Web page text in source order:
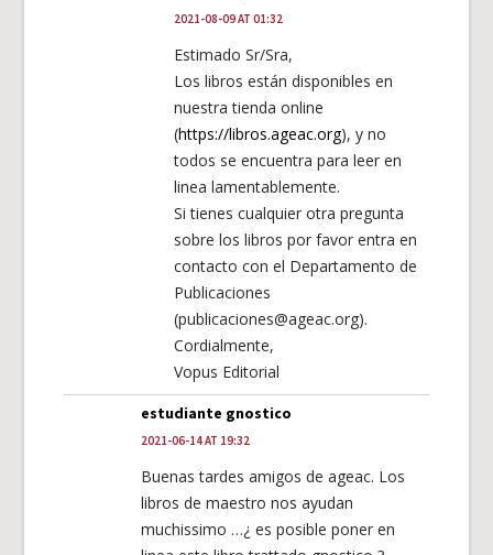
2021-08-09 AT 01:32
Estimado Sr/Sra,
Los libros están disponibles en
nuestra tienda online
(https://libros.ageac.org), y no
todos se encuentra para leer en
linea lamentablemente.
Si tienes cualquier otra pregunta
sobre los libros por favor entra en
contacto con el Departamento de
Publicaciones
(publicaciones@ageac.org).
Cordialmente,
Vopus Editorial
estudiante gnostico
2021-06-14 AT 19:32
Buenas tardes amigos de ageac. Los
libros de maestro nos ayudan
muchissimo …¿ es posible poner en